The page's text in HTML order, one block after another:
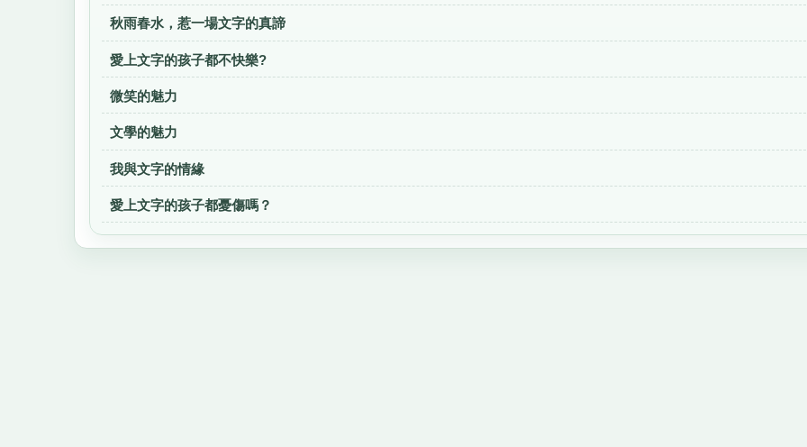
秋雨春水，惹一場文字的真諦
愛上文字的孩子都不快樂?
微笑的魅力
文學的魅力
我與文字的情緣
愛上文字的孩子都憂傷嗎？